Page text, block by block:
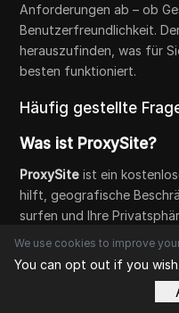
Anforderungen ab – ob
Benutzerfreundlichkeit.
herauszufinden, was für
besten funktioniert.
Häufig gestellte
Was ist ProxySite?
ProxySite ist ein
hilft, geografische
surfen und Ihre
schützen.
Wie verwende ich
We use cookies to improve
You can opt out if you wish.